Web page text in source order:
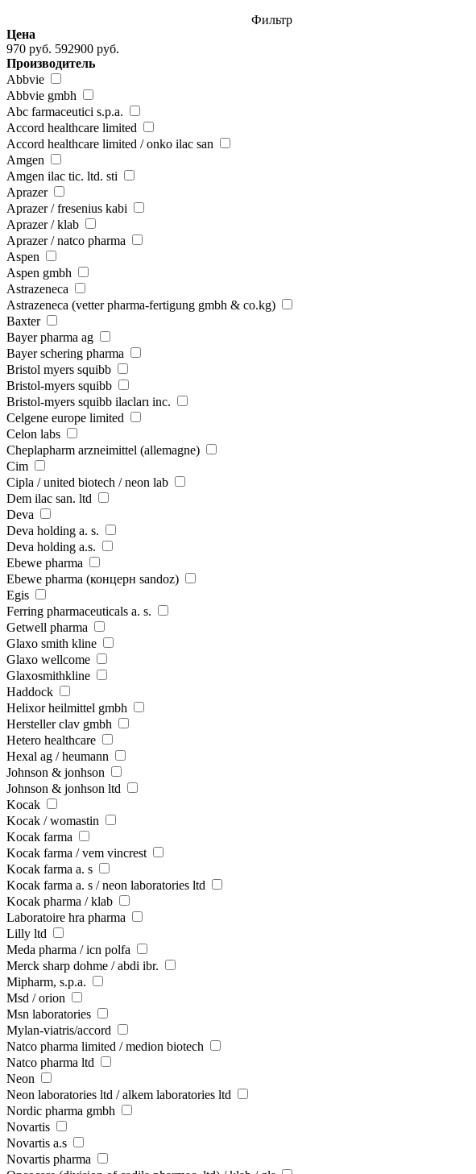
Фильтр
Цена
970 руб. 592900 руб.
Производитель
Abbvie
Abbvie gmbh
Abc farmaceutici s.p.a.
Accord healthcare limited
Accord healthcare limited / onko ilac san
Amgen
Amgen ilac tic. ltd. sti
Aprazer
Aprazer / fresenius kabi
Aprazer / klab
Aprazer / natco pharma
Aspen
Aspen gmbh
Astrazeneca
Astrazeneca (vetter pharma-fertigung gmbh & co.kg)
Baxter
Bayer pharma ag
Bayer schering pharma
Bristol myers squibb
Bristol-myers squibb
Bristol-myers squibb ilacları inc.
Celgene europe limited
Celon labs
Cheplapharm arzneimittel (allemagne)
Cim
Cipla / united biotech / neon lab
Dem ilac san. ltd
Deva
Deva holding a. s.
Deva holding a.s.
Ebewe pharma
Ebewe pharma (концерн sandoz)
Egis
Ferring pharmaceuticals a. s.
Getwell pharma
Glaxo smith kline
Glaxo wellcome
Glaxosmithkline
Haddock
Helixor heilmittel gmbh
Hersteller clav gmbh
Hetero healthcare
Hexal ag / heumann
Johnson & jonhson
Johnson & jonhson ltd
Kocak
Kocak / womastin
Kocak farma
Kocak farma / vem vincrest
Kocak farma a. s
Kocak farma a. s / neon laboratories ltd
Kocak pharma / klab
Laboratoire hra pharma
Lilly ltd
Meda pharma / icn polfa
Merck sharp dohme / abdi ibr.
Mipharm, s.p.a.
Msd / orion
Msn laboratories
Mylan-viatris/accord
Natco pharma limited / medion biotech
Natco pharma ltd
Neon
Neon laboratories ltd / alkem laboratories ltd
Nordic pharma gmbh
Novartis
Novartis a.s
Novartis pharma